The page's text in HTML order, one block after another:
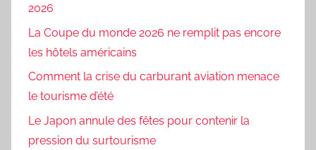
2026
La Coupe du monde 2026 ne remplit pas encore
les hôtels américains
Comment la crise du carburant aviation menace
le tourisme d’été
Le Japon annule des fêtes pour contenir la
pression du surtourisme